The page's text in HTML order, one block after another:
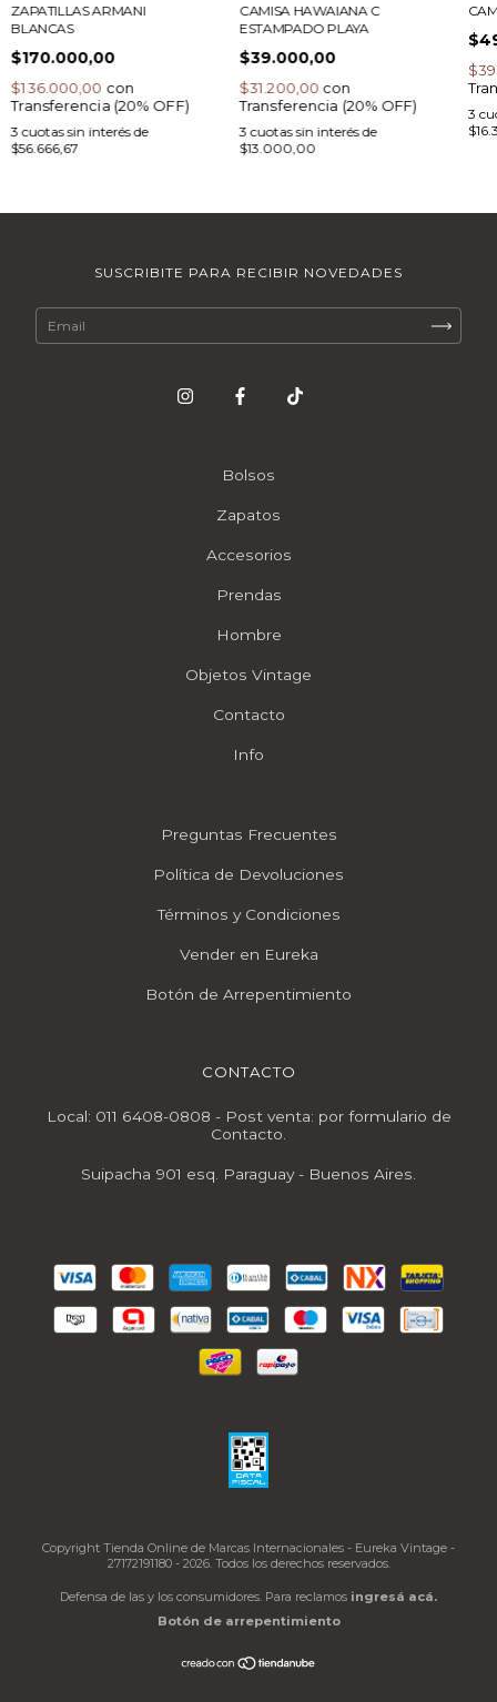
ZAPATILLAS ARMANI
BLANCAS
$170.000,00
$136.000,00 con
Transferencia (20% OFF)
3 cuotas sin interés de
$56.666,67
CAMISA HAWAIANA C
ESTAMPADO PLAYA
$39.000,00
$31.200,00 con
Transferencia (20% OFF)
3 cuotas sin interés de
$13.000,00
3
SUSCRIBITE PARA RECIBIR NOVEDADES
Bolsos
Zapatos
Accesorios
Prendas
Hombre
Objetos Vintage
Contacto
Info
Preguntas Frecuentes
Política de Devoluciones
Términos y Condiciones
Vender en Eureka
Botón de Arrepentimiento
CONTACTO
Local: 011 6408-0808 - Post venta: por formulario de
Contacto.
Suipacha 901 esq. Paraguay - Buenos Aires.
Copyright Tienda Online de Marcas Internacionales - Eureka Vintage -
27172191180 - 2026. Todos los derechos reservados.
Defensa de las y los consumidores. Para reclamos ingresá acá.
Botón de arrepentimiento